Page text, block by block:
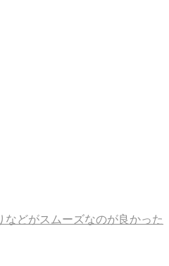
どがスムーズなのが良かった